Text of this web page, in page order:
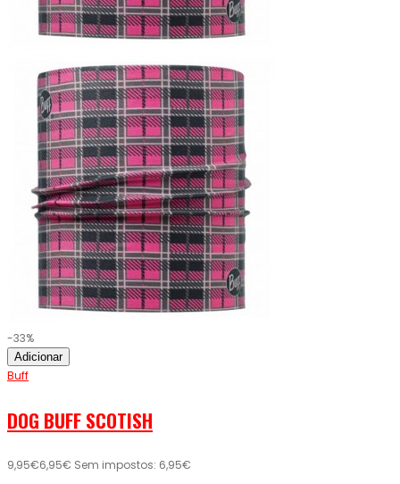
-33%
Adicionar
Buff
DOG BUFF SCOTISH
9,95€6,95€ Sem impostos: 6,95€